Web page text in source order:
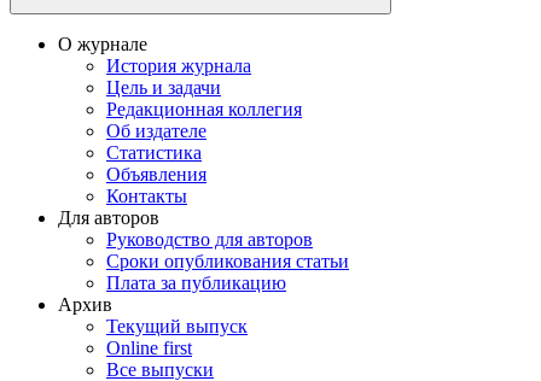
О журнале
История журнала
Цель и задачи
Редакционная коллегия
Об издателе
Статистика
Объявления
Контакты
Для авторов
Руководство для авторов
Сроки опубликования статьи
Плата за публикацию
Архив
Текущий выпуск
Online first
Все выпуски